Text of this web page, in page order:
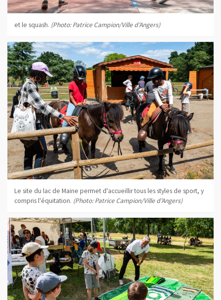
et le squash. (Photo: Patrice Campion/Ville d'Angers)
Le site du lac de Maine permet d'accueillir tous les styles de sport, y
compris l'équitation. (Photo: Patrice Campion/Ville d'Angers)